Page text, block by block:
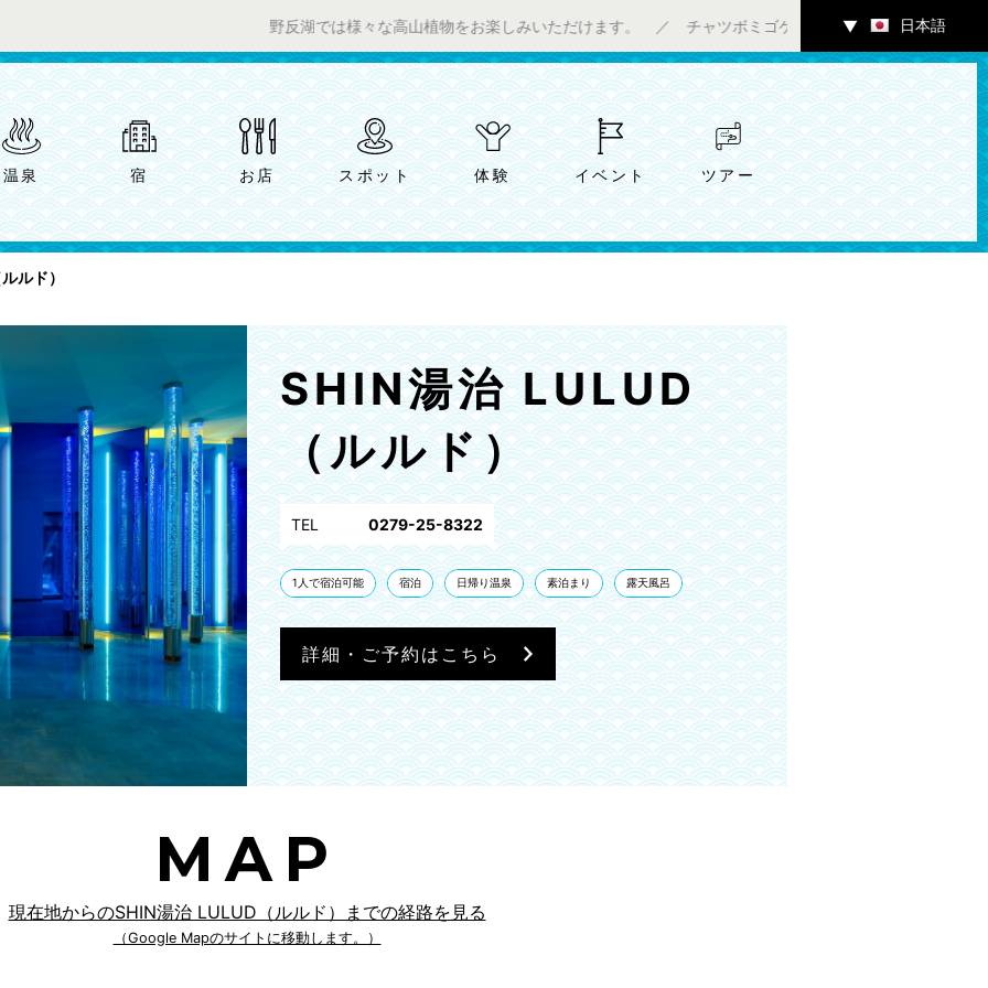
野反湖では様々な高山植物をお楽しみいただけます。 ／ チャツボミゴケ公園内ギャラリーにて7/4（土）～アー
▼ 日本語
温泉 宿 お店 スポット 体験 イベント ツアー
ルド）
SHIN湯治 LULUD
（ルルド）
TEL 0279-25-8322
1人で宿泊可能 宿泊 日帰り温泉 素泊まり 露天風呂
詳細・ご予約はこちら
MAP
現在地からのSHIN湯治 LULUD（ルルド）までの経路を見る
（Google Mapのサイトに移動します。）